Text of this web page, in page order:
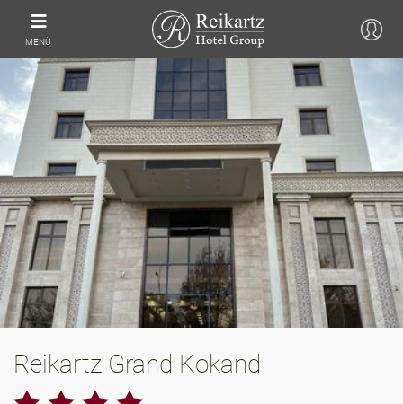
MENÜ
Reikartz Grand Kokand